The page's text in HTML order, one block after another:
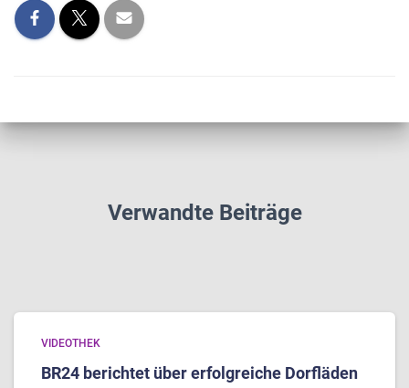
Verwandte Beiträge
VIDEOTHEK
BR24 berichtet über erfolgreiche Dorfläden